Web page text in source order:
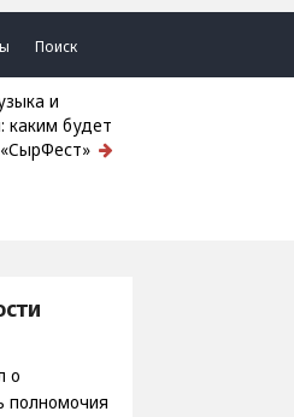
Поиск
каким будет
о
полномочия